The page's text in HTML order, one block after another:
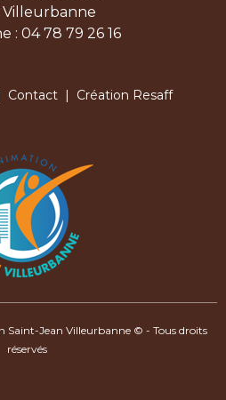
Villeurbanne
: 04 78 79 26 16
Contact| Création Resaff
Saint-Jean Villeurbanne © - Tous droits
réservés